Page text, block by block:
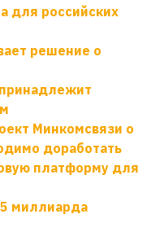
для российских
решение о
Минкомсвязи о
доработать
платформу для
миллиарда